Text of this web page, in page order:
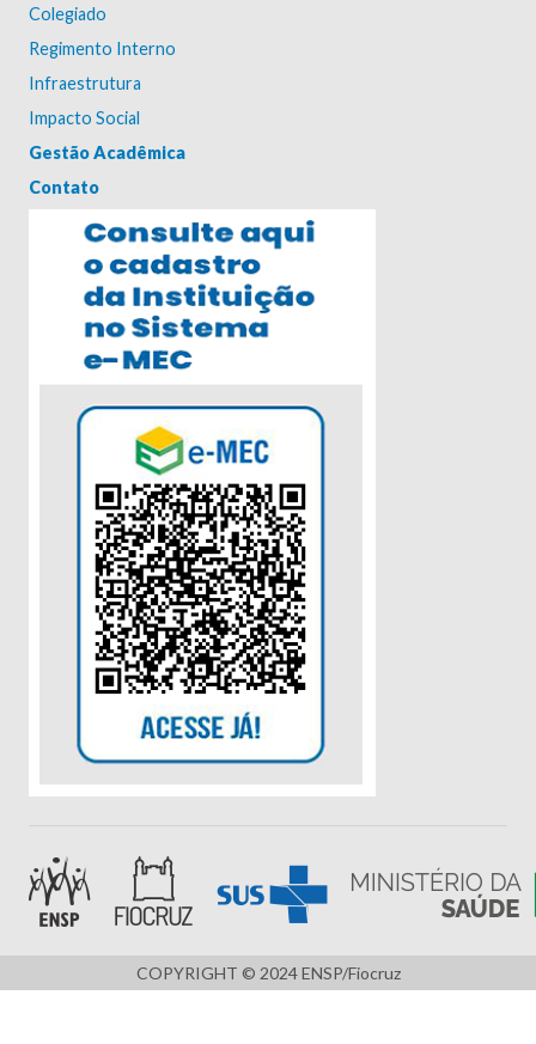
Colegiado
Regimento Interno
Infraestrutura
Impacto Social
Gestão Acadêmica
Contato
COPYRIGHT © 2024 ENSP/Fiocruz